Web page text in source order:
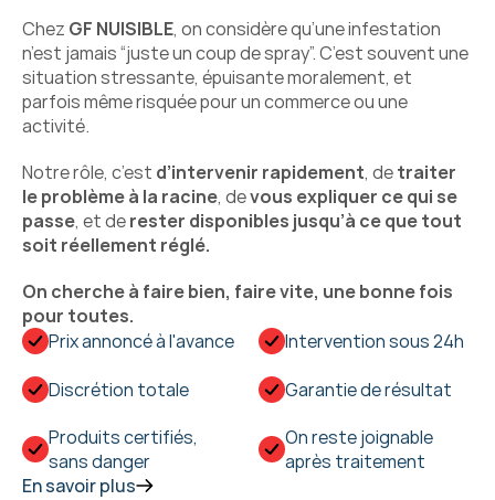
Chez GF NUISIBLE, on considère qu’une infestation
n’est jamais “juste un coup de spray”. C’est souvent une
situation stressante, épuisante moralement, et
parfois même risquée pour un commerce ou une
activité.
Notre rôle, c’est d’intervenir rapidement, de traiter
le problème à la racine, de vous expliquer ce qui se
passe, et de rester disponibles jusqu’à ce que tout
soit réellement réglé.
On cherche à faire bien, faire vite, une bonne fois
pour toutes.
Prix annoncé à l'avance
Intervention sous 24h
Discrétion totale
Garantie de résultat
Produits certifiés,
sans danger
On reste joignable
après traitement
En savoir plus